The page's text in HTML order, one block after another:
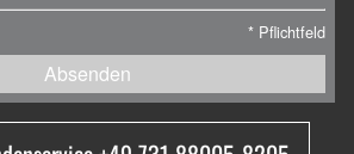
* Pflichtfeld
Absenden